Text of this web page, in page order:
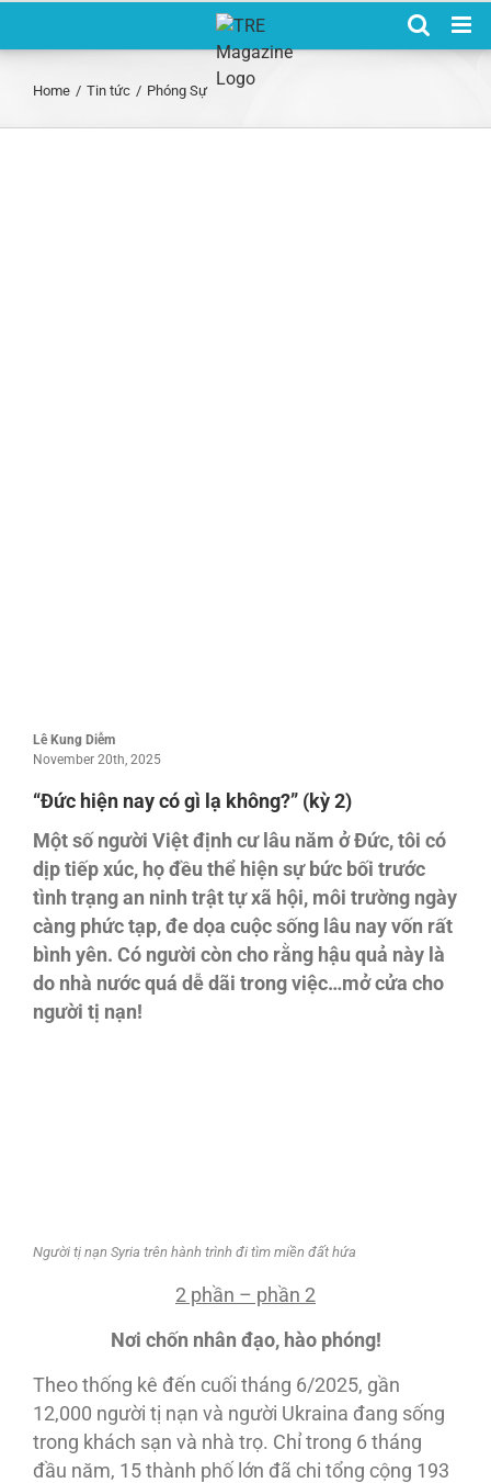
Home / Tin tức / Phóng Sự
Lê Kung Diễm
November 20th, 2025
“Đức hiện nay có gì lạ không?” (kỳ 2)
Một số người Việt định cư lâu năm ở Đức, tôi có
dịp tiếp xúc, họ đều thể hiện sự bức bối trước
tình trạng an ninh trật tự xã hội, môi trường ngày
càng phức tạp, đe dọa cuộc sống lâu nay vốn rất
bình yên. Có người còn cho rằng hậu quả này là
do nhà nước quá dễ dãi trong việc…mở cửa cho
người tị nạn!
Người tị nạn Syria trên hành trình đi tìm miền đất hứa
2 phần – phần 2
Nơi chốn nhân đạo, hào phóng!
Theo thống kê đến cuối tháng 6/2025, gần
12,000 người tị nạn và người Ukraina đang sống
trong khách sạn và nhà trọ. Chỉ trong 6 tháng
đầu năm, 15 thành phố lớn đã chi tổng cộng 193